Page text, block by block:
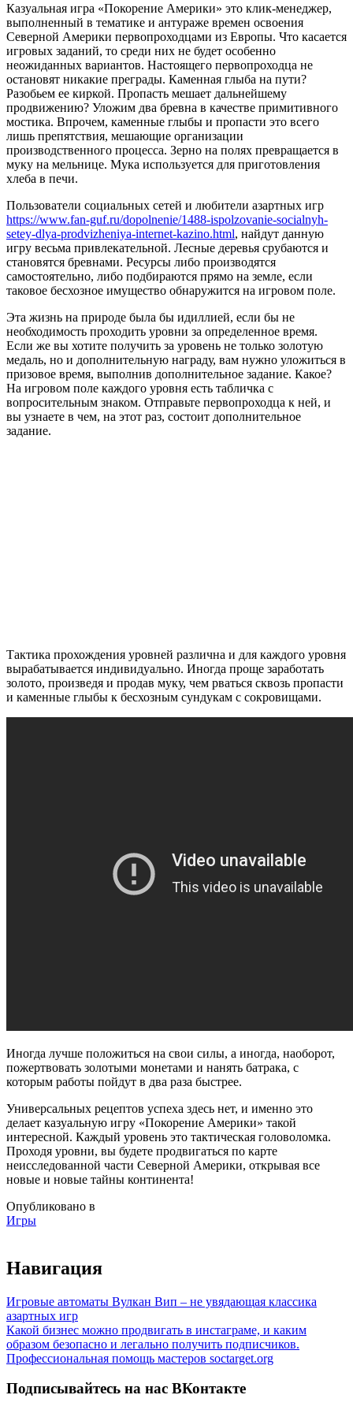
Казуальная игра «Покорение Америки» это клик-менеджер,
выполненный в тематике и антураже времен освоения
Северной Америки первопроходцами из Европы. Что касается
игровых заданий, то среди них не будет особенно
неожиданных вариантов. Настоящего первопроходца не
остановят никакие преграды. Каменная глыба на пути?
Разобьем ее киркой. Пропасть мешает дальнейшему
продвижению? Уложим два бревна в качестве примитивного
мостика. Впрочем, каменные глыбы и пропасти это всего
лишь препятствия, мешающие организации
производственного процесса. Зерно на полях превращается в
муку на мельнице. Мука используется для приготовления
хлеба в печи.
Пользователи социальных сетей и любители азартных игр
https://www.fan-guf.ru/dopolnenie/1488-ispolzovanie-socialnyh-
setey-dlya-prodvizheniya-internet-kazino.html, найдут данную
игру весьма привлекательной. Лесные деревья срубаются и
становятся бревнами. Ресурсы либо производятся
самостоятельно, либо подбираются прямо на земле, если
таковое бесхозное имущество обнаружится на игровом поле.
Эта жизнь на природе была бы идиллией, если бы не
необходимость проходить уровни за определенное время.
Если же вы хотите получить за уровень не только золотую
медаль, но и дополнительную награду, вам нужно уложиться в
призовое время, выполнив дополнительное задание. Какое?
На игровом поле каждого уровня есть табличка с
вопросительным знаком. Отправьте первопроходца к ней, и
вы узнаете в чем, на этот раз, состоит дополнительное
задание.
Тактика прохождения уровней различна и для каждого уровня
вырабатывается индивидуально. Иногда проще заработать
золото, произведя и продав муку, чем рваться сквозь пропасти
и каменные глыбы к бесхозным сундукам с сокровищами.
Иногда лучше положиться на свои силы, а иногда, наоборот,
пожертвовать золотыми монетами и нанять батрака, с
которым работы пойдут в два раза быстрее.
Универсальных рецептов успеха здесь нет, и именно это
делает казуальную игру «Покорение Америки» такой
интересной. Каждый уровень это тактическая головоломка.
Проходя уровни, вы будете продвигаться по карте
неисследованной части Северной Америки, открывая все
новые и новые тайны континента!
Опубликовано в
Игры
Навигация
Игровые автоматы Вулкан Вип – не увядающая классика
азартных игр
Какой бизнес можно продвигать в инстаграме, и каким
образом безопасно и легально получить подписчиков.
Профессиональная помощь мастеров soctarget.org
Подписывайтесь на нас ВКонтакте